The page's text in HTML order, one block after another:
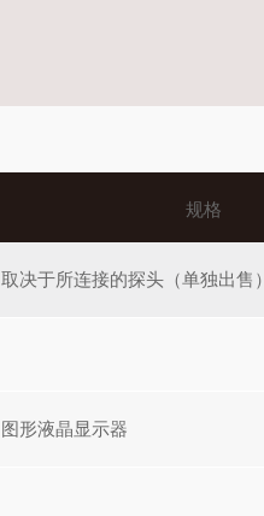
规格
取决于所连接的探头（单独出售）
图形液晶显示器